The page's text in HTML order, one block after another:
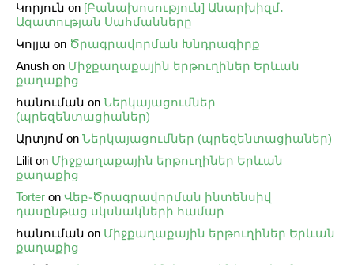
Կորյուն on [Բանախոսություն] Անարխիզմ․
Ազատության Սահմանները
Կոլյա on Ծրագրավորման Խնդրագիրք
Anush on Միջքաղաքային երթուղիներ Երևան
քաղաքից
հանուման on Ներկայացումներ
(պրեզենտացիաներ)
Արտյոմ on Ներկայացումներ (պրեզենտացիաներ)
Lilit on Միջքաղաքային երթուղիներ Երևան
քաղաքից
Torter on Վեբ֊Ծրագրավորման ինտենսիվ
դասընթաց սկսնակների համար
հանուման on Միջքաղաքային երթուղիներ Երևան
քաղաքից